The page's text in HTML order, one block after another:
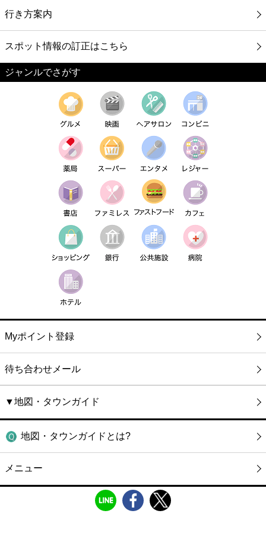
行き方案内
スポット情報の訂正はこちら
ジャンルでさがす
Myポイント登録
待ち合わせメール
▼地図・タウンガイド
地図・タウンガイドとは?
メニュー